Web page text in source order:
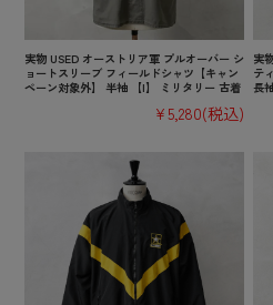
実物 USED オーストリア軍 プルオーバー シ
ョートスリーブ フィールドシャツ【キャン
ペーン対象外】 半袖 【I】 ミリタリー 古着
¥5,280(税込)
実
テ
長